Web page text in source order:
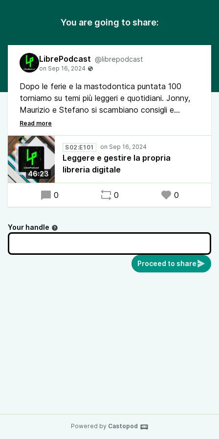
You are going to share:
LibrePodcast @librepodcast
Dopo le ferie e la mastodontica puntata 100
torniamo su temi più leggeri e quotidiani. Jonny,
Maurizio e Stefano si scambiano consigli e
approcci alla lettura dei libri digitali, tra software,
licenze e dispositivi. Non conta il supporto,
l'importante è leggere!
46:23
S02:E101
Leggere e gestire la propria
libreria digitale
0 0 0
Your handle
Proceed to share
Powered by Castopod